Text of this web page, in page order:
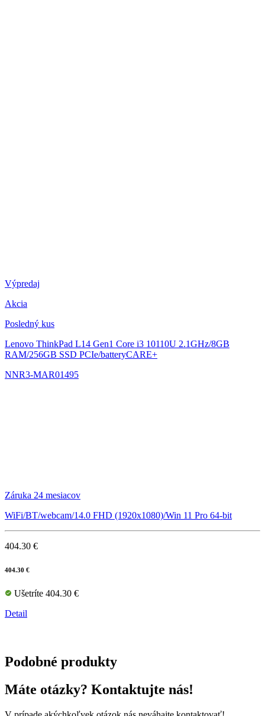
Výpredaj
Akcia
Posledný kus
Lenovo ThinkPad L14 Gen1 Core i3 10110U 2.1GHz/8GB
RAM/256GB SSD PCIe/batteryCARE+
NNR3-MAR01495
Záruka 24 mesiacov
WiFi/BT/webcam/14.0 FHD (1920x1080)/Win 11 Pro 64-bit
404.30 €
404.30 €
Ušetríte 404.30 €
Detail
Podobné produkty
Máte otázky? Kontaktujte nás!